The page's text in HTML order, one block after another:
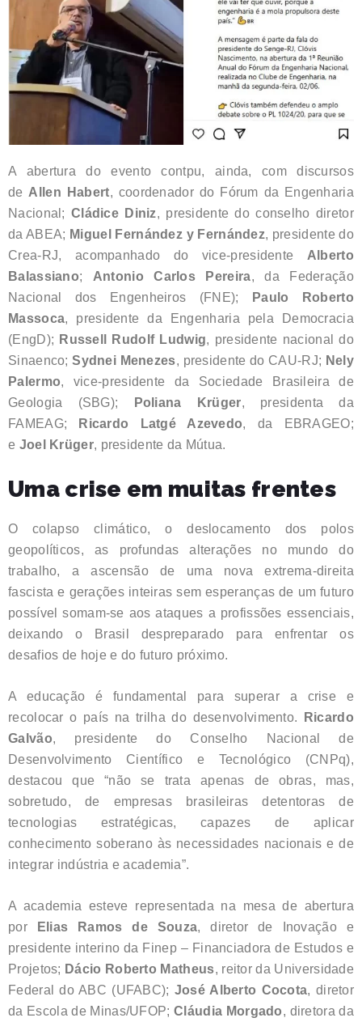
A abertura do evento contpu, ainda, com discursos
de Allen Habert, coordenador do Fórum da Engenharia
Nacional; Cládice Diniz, presidente do conselho diretor
da ABEA; Miguel Fernández y Fernández, presidente do
Crea-RJ, acompanhado do vice-presidente Alberto
Balassiano; Antonio Carlos Pereira, da Federação
Nacional dos Engenheiros (FNE);
Paulo Roberto
Massoca, presidente da Engenharia pela Democracia
(EngD); Russell Rudolf Ludwig, presidente nacional do
Sinaenco;Sydnei Menezes, presidente do CAU-RJ; Nely
Palermo, vice-presidente da Sociedade Brasileira de
Geologia (SBG);
Poliana Krüger, presidenta da
FAMEAG;
Ricardo Latgé Azevedo, da EBRAGEO;
e Joel Krüger, presidente da Mútua.
Uma crise em muitas frentes
O colapso climático, o deslocamento dos polos
geopolíticos, as profundas alterações no mundo do
trabalho, a ascensão de uma nova extrema-direita
fascista e gerações inteiras sem esperanças de um futuro
possível somam-se aos ataques a profissões essenciais,
deixando o Brasil despreparado para enfrentar os
desafios de hoje e do futuro próximo.
A educação é fundamental para superar a crise e
recolocar o país na trilha do desenvolvimento.
Ricardo
Galvão, presidente do Conselho Nacional de
Desenvolvimento Científico e Tecnológico (CNPq),
destacou que “não se trata apenas de obras, mas,
sobretudo, de empresas brasileiras detentoras de
tecnologias estratégicas, capazes de aplicar
conhecimento soberano às necessidades nacionais e de
integrar indústria e academia”.
A academia esteve representada na mesa de abertura
por
Elias Ramos de Souza, diretor de Inovação e
presidente interino da Finep – Financiadora de Estudos e
Projetos; Dácio Roberto Matheus, reitor da Universidade
Federal do ABC (UFABC); José Alberto Cocota, diretor
da Escola de Minas/UFOP;Cláudia Morgado, diretora da